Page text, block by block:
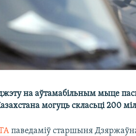
на аўтамабільным мыце
могуць скласьці 200
паведаміў старшыня